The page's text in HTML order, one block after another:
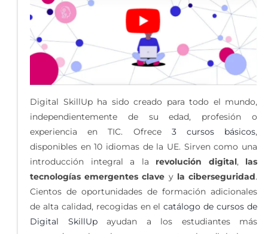
Digital SkillUp ha sido creado para todo el mundo,
independientemente de su edad, profesión o
experiencia en TIC. Ofrece 3 cursos básicos,
disponibles en 10 idiomas de la UE. Sirven como una
introducción integral a la revolución digital, las
tecnologías emergentes clave y la ciberseguridad.
Cientos de oportunidades de formación adicionales
de alta calidad, recogidas en elcatálogo de cursos de
Digital SkillUpayudan a los estudiantes más